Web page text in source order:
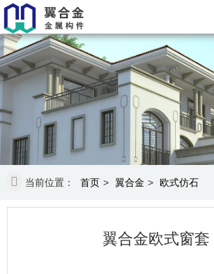
当前位置： 首页 > 翼合金 > 欧式仿石
翼合金欧式窗套